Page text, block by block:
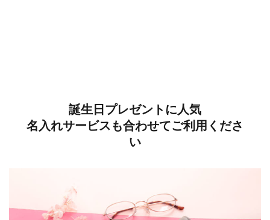
誕生日プレゼントに人気
名入れサービスも合わせてご利用くださ
い